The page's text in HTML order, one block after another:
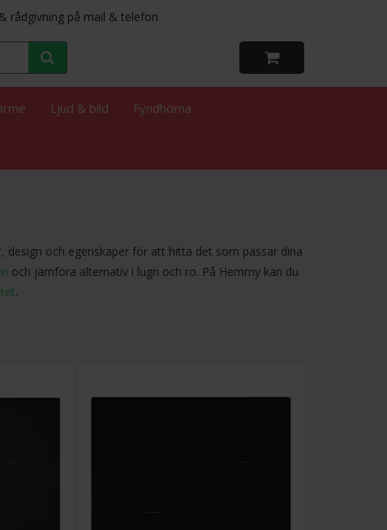
rådgivning på mail & telefon
Ljud & bild Fyndhörna
design och egenskaper för att hitta det som passar dina
och jämföra alternativ i lugn och ro. På Hemmy kan du
.